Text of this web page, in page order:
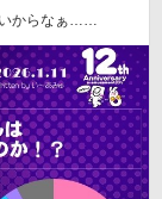
いからなぁ……